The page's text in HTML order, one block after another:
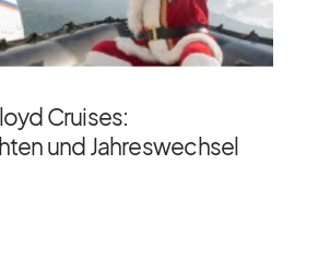
Cruises:
und Jahreswechsel